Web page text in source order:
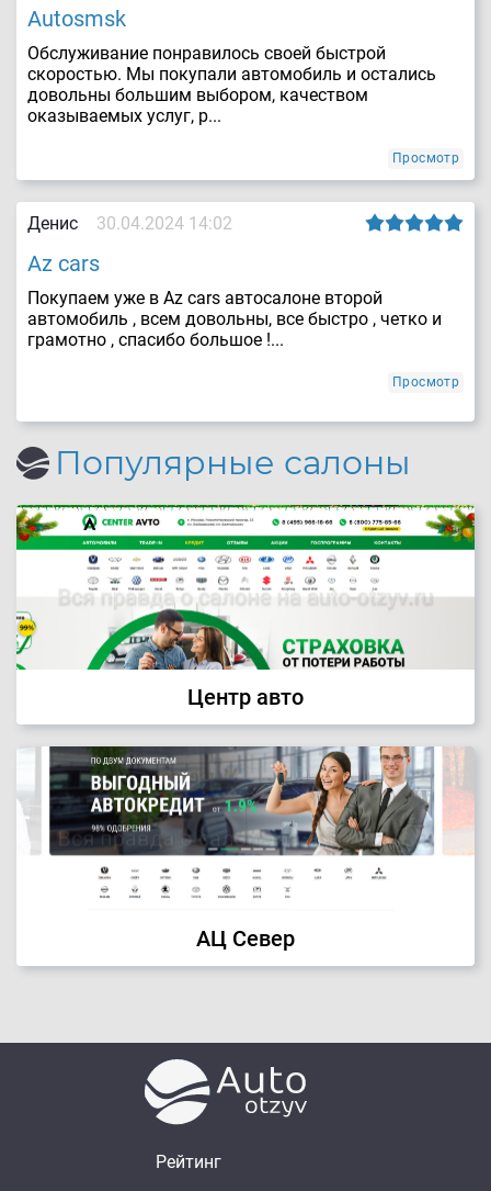
Autosmsk
Обслуживание понравилось своей быстрой
скоростью. Мы покупали автомобиль и остались
довольны большим выбором, качеством
оказываемых услуг, р...
Просмотр
Денис 30.04.2024 14:02
Az cars
Покупаем уже в Az cars автосалоне второй
автомобиль , всем довольны, все быстро , четко и
грамотно , спасибо большое !...
Просмотр
Популярные салоны
Центр авто
АЦ Север
Рейтинг